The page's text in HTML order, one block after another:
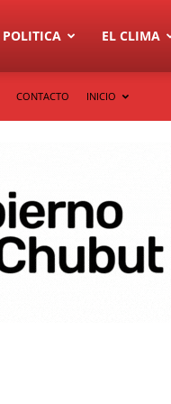
POLITICA EL CLIMA
CONTACTO INICIO